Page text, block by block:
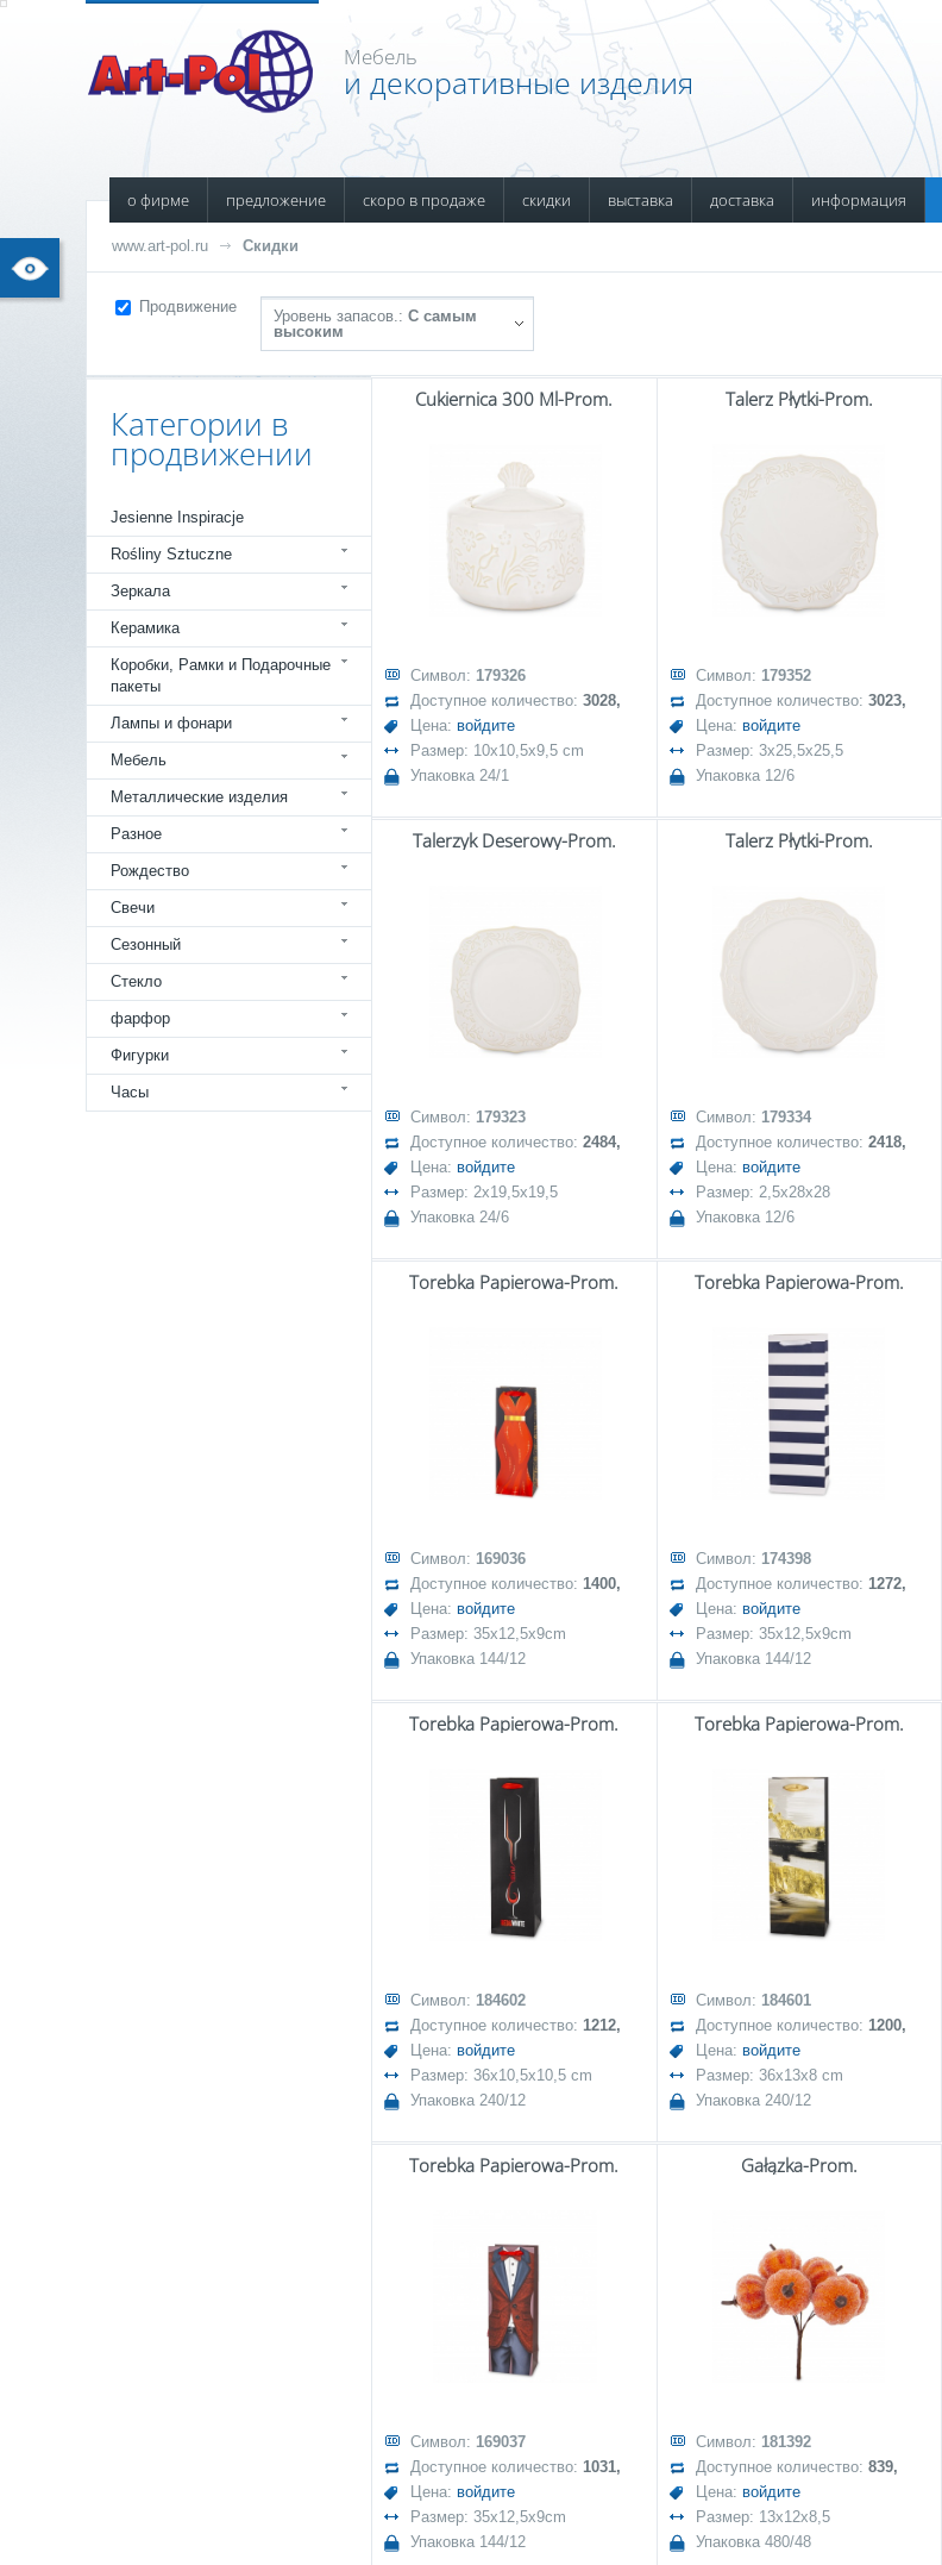
Мебель
и декоративные изделия
о фирме предложение скоро в продаже скидки выставка доставка информация
www.art-pol.ru Скидки
Продвижение
Уровень запасов.: С самым
высоким
Категории в
продвижении
Jesienne Inspiracje
Rośliny Sztuczne
Зеркала
Керамика
Коробки, Рамки и Подарочные
пакеты
Лампы и фонари
Мебель
Металлические изделия
Разное
Рождество
Свечи
Сезонный
Стекло
фарфор
Фигурки
Часы
Cukiernica 300 Ml-Prom.
Символ: 179326
Доступное количество: 3028,
Цена: войдите
Размер: 10x10,5x9,5 cm
Упаковка 24/1
Talerz Płytki-Prom.
Символ: 179352
Доступное количество: 3023,
Цена: войдите
Размер: 3x25,5x25,5
Упаковка 12/6
Talerzyk Deserowy-Prom.
Символ: 179323
Доступное количество: 2484,
Цена: войдите
Размер: 2x19,5x19,5
Упаковка 24/6
Talerz Płytki-Prom.
Символ: 179334
Доступное количество: 2418,
Цена: войдите
Размер: 2,5x28x28
Упаковка 12/6
Torebka Papierowa-Prom.
Символ: 169036
Доступное количество: 1400,
Цена: войдите
Размер: 35x12,5x9cm
Упаковка 144/12
Torebka Papierowa-Prom.
Символ: 174398
Доступное количество: 1272,
Цена: войдите
Размер: 35x12,5x9cm
Упаковка 144/12
Torebka Papierowa-Prom.
Символ: 184602
Доступное количество: 1212,
Цена: войдите
Размер: 36x10,5x10,5 cm
Упаковка 240/12
Torebka Papierowa-Prom.
Символ: 184601
Доступное количество: 1200,
Цена: войдите
Размер: 36x13x8 cm
Упаковка 240/12
Torebka Papierowa-Prom.
Символ: 169037
Доступное количество: 1031,
Цена: войдите
Размер: 35x12,5x9cm
Упаковка 144/12
Gałązka-Prom.
Символ: 181392
Доступное количество: 839,
Цена: войдите
Размер: 13x12x8,5
Упаковка 480/48